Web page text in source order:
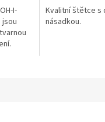
I-
jsou
Kvalitní štětce s
násadkou.